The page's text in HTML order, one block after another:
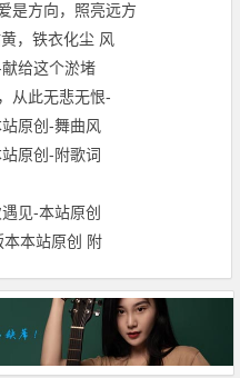
是方向，照亮远方
，铁衣化尘 风
给这个淤堵
从此无悲无恨-
原创-舞曲风
原创-附歌词
见-本站原创
本本站原创 附